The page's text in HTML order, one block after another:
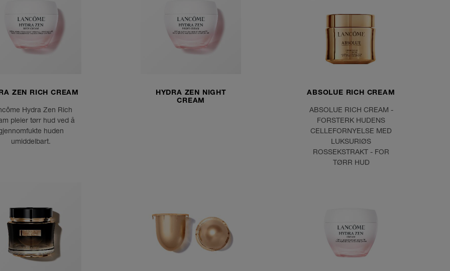
ZEN RICH CREAM
Hydra Zen Rich
pleier tørr hud ved å
huden
umiddelbart.
HYDRA ZEN NIGHT
CREAM
ABSOLUE RICH CREAM
ABSOLUE RICH CREAM -
FORSTERK HUDENS
CELLEFORNYELSE MED
LUKSURIØS
ROSSEKSTRAKT - FOR
TØRR HUD